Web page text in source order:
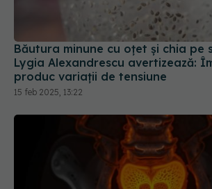
Lygia Alexandrescu avertizează:
produc variații de tensiune
15 feb 2025, 13:22